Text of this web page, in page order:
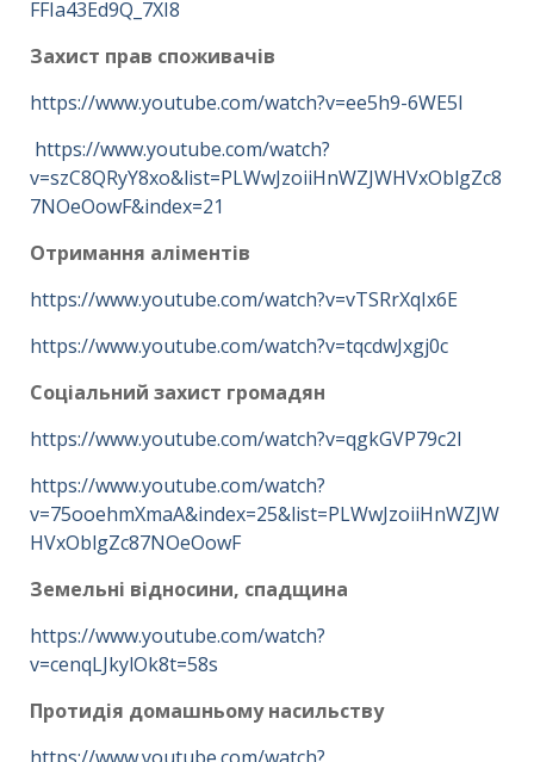
FFIa43Ed9Q_7XI8
Захист прав споживачів
https://www.youtube.com/watch?v=ee5h9-6WE5I
https://www.youtube.com/watch?
v=szC8QRyY8xo&list=PLWwJzoiiHnWZJWHVxOblgZc8
7NOeOowF&index=21
Отримання аліментів
https://www.youtube.com/watch?v=vTSRrXqIx6E
https://www.youtube.com/watch?v=tqcdwJxgj0c
Соціальний захист громадян
https://www.youtube.com/watch?v=qgkGVP79c2I
https://www.youtube.com/watch?
v=75ooehmXmaA&index=25&list=PLWwJzoiiHnWZJW
HVxOblgZc87NOeOowF
Земельні відносини, спадщина
https://www.youtube.com/watch?
v=cenqLJkylOk8t=58s
Протидія домашньому насильству